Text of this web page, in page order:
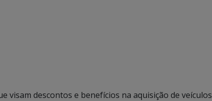
visam descontos e benefícios na aquisição de veículos